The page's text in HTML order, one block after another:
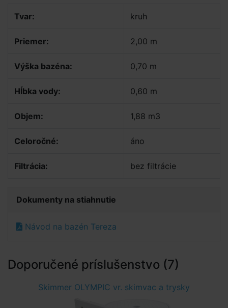
Tvar: kruh
Priemer: 2,00 m
Výška bazéna: 0,70 m
Hĺbka vody: 0,60 m
Objem: 1,88 m3
Celoročné: áno
Filtrácia: bez filtrácie
Dokumenty na stiahnutie
Návod na bazén Tereza
Doporučené príslušenstvo (7)
Skimmer OLYMPIC vr. skimvac a trysky